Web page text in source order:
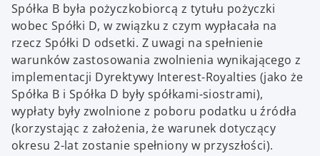
Spółka B była pożyczkobiorcą z tytułu pożyczki
wobec Spółki D, w związku z czym wypłacała na
rzecz Spółki D odsetki. Z uwagi na spełnienie
warunków zastosowania zwolnienia wynikającego z
implementacji Dyrektywy Interest-Royalties (jako że
Spółka B i Spółka D były spółkami-siostrami),
wypłaty były zwolnione z poboru podatku u źródła
(korzystając z założenia, że warunek dotyczący
okresu 2-lat zostanie spełniony w przyszłości).